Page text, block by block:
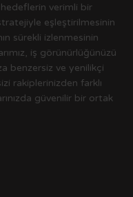
hedeflerin verimli bir
eşleştirilmesinin
sürekli izlenmesinin
iş görünürlüğünüzü
benzersiz ve yenilikçi
rakiplerinizden farklı
güvenilir bir ortak